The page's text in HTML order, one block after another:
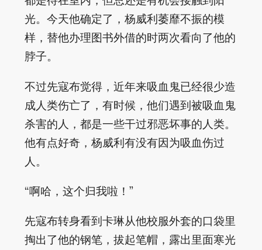
光。今天他确定了，杨威利萎靡不振的模
样，替他办理图书外借的时两次看向了他的
脖子。
不过先寇布觉得，近年来吸血鬼已经很少造
成人类伤亡了，有时候，他们遇到被吸血鬼
杀害的人，都是一些干过邪恶坏事的人类。
他有点好奇，杨威利有没有因为吸血伤过
人。
“啊哈，这个归我啦！”
先寇布转身看到卡琳从他校服外套的口袋里
掏出了他的钢笔，拔起笔帽，露出里面寒光